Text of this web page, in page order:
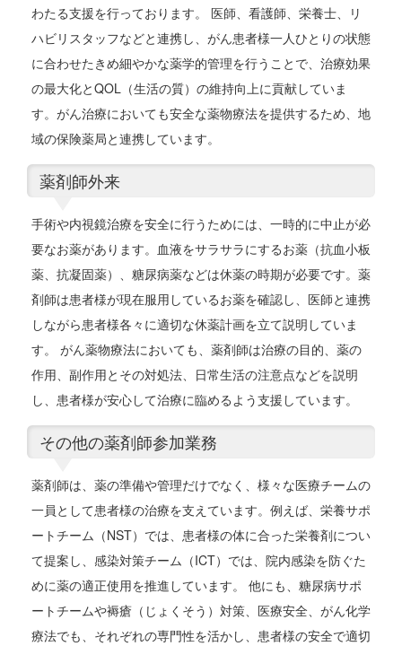
わたる支援を行っております。 医師、看護師、栄養士、リ
ハビリスタッフなどと連携し、がん患者様一人ひとりの状態
に合わせたきめ細やかな薬学的管理を行うことで、治療効果
の最大化とQOL（生活の質）の維持向上に貢献していま
す。がん治療においても安全な薬物療法を提供するため、地
域の保険薬局と連携しています。
薬剤師外来
手術や内視鏡治療を安全に行うためには、一時的に中止が必
要なお薬があります。血液をサラサラにするお薬（抗血小板
薬、抗凝固薬）、糖尿病薬などは休薬の時期が必要です。薬
剤師は患者様が現在服用しているお薬を確認し、医師と連携
しながら患者様各々に適切な休薬計画を立て説明していま
す。 がん薬物療法においても、薬剤師は治療の目的、薬の
作用、副作用とその対処法、日常生活の注意点などを説明
し、患者様が安心して治療に臨めるよう支援しています。
その他の薬剤師参加業務
薬剤師は、薬の準備や管理だけでなく、様々な医療チームの
一員として患者様の治療を支えています。例えば、栄養サポ
ートチーム（NST）では、患者様の体に合った栄養剤につい
て提案し、感染対策チーム（ICT）では、院内感染を防ぐた
めに薬の適正使用を推進しています。 他にも、糖尿病サポ
ートチームや褥瘡（じょくそう）対策、医療安全、がん化学
療法でも、それぞれの専門性を活かし、患者様の安全で適切